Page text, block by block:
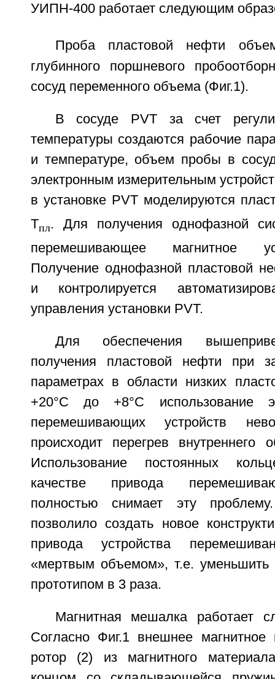
УИПН-400 работает следующим
Проба пластовой нефти
глубинного поршневого
сосуд переменного объема (Фиг.1).
В сосуде PVT за счет
температуры создаются рабочие
и температуре, объем пробы в
электронным измерительным
в установке PVT моделируются
Тпл. Для получения однофазной
перемешивающее магнитное
Получение однофазной пластовой
и контролируется
управления установки PVT.
Для обеспечения
получения пластовой нефти при
параметрах в области низких
+20°C до +8°C использование
перемешивающих устройств
происходит перегрев внутреннего
Использование постоянных
качестве привода
полностью снимает эту
позволило создать новое
привода устройства
«мертвым объемом», т.е. уменьшить
прототипом в 3 раза.
Магнитная мешалка работает
Согласно Фиг.1 внешнее магнитное
ротор (2) из магнитного